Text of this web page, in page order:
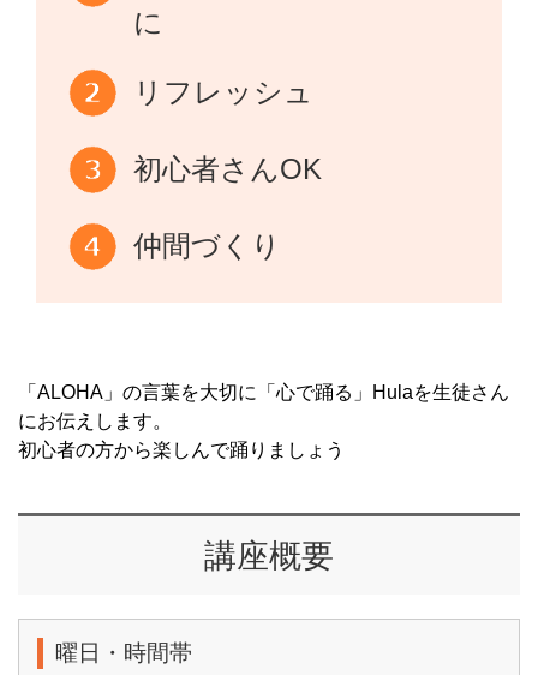
に
リフレッシュ
初心者さんOK
仲間づくり
「ALOHA」の言葉を大切に「心で踊る」Hulaを生徒さん
にお伝えします。
初心者の方から楽しんで踊りましょう
講座概要
曜日・時間帯